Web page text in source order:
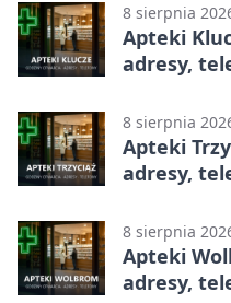
8 sierpnia
Apteki
adresy,
8 sierpnia
Apteki
adresy,
8 sierpnia
Apteki
adresy,